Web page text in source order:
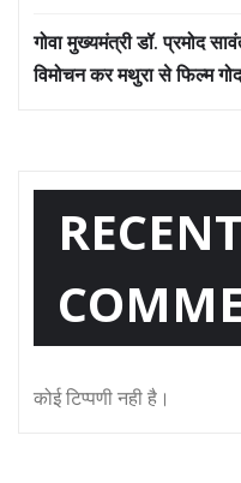
गोवा मुख्यमंत्री डॉ. प्रमोद
विमोचन कर मथुरा से फिल्म
RECENT
कोई टिप्पणी नही है।